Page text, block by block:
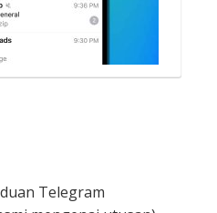
Telegram